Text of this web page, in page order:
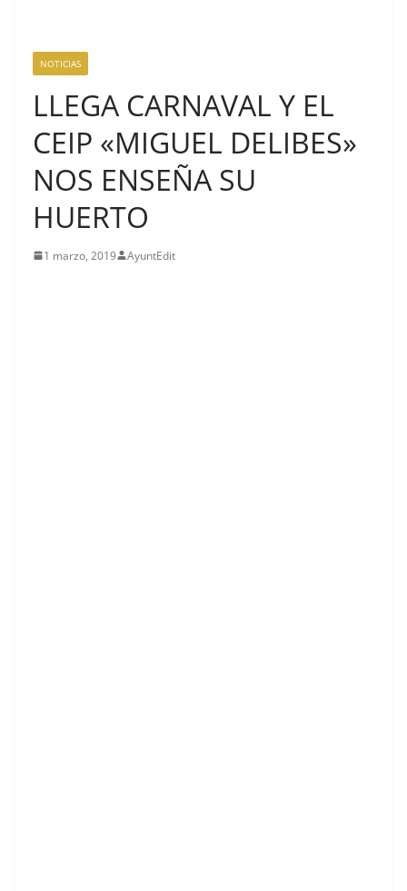
NOTICIAS
LLEGA CARNAVAL Y EL
CEIP «MIGUEL DELIBES»
NOS ENSEÑA SU
HUERTO
1 marzo, 2019 AyuntEdit